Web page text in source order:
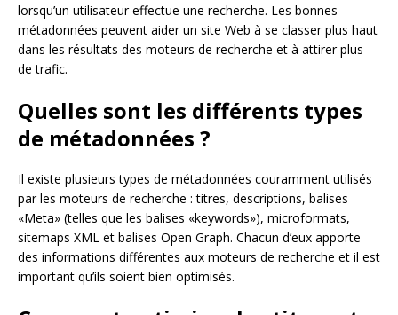
lorsqu’un utilisateur effectue une recherche. Les bonnes
métadonnées peuvent aider un site Web à se classer plus haut
dans les résultats des moteurs de recherche et à attirer plus
de trafic.
Quelles sont les différents types
de métadonnées ?
Il existe plusieurs types de métadonnées couramment utilisés
par les moteurs de recherche : titres, descriptions, balises
«Meta» (telles que les balises «keywords»), microformats,
sitemaps XML et balises Open Graph. Chacun d’eux apporte
des informations différentes aux moteurs de recherche et il est
important qu’ils soient bien optimisés.